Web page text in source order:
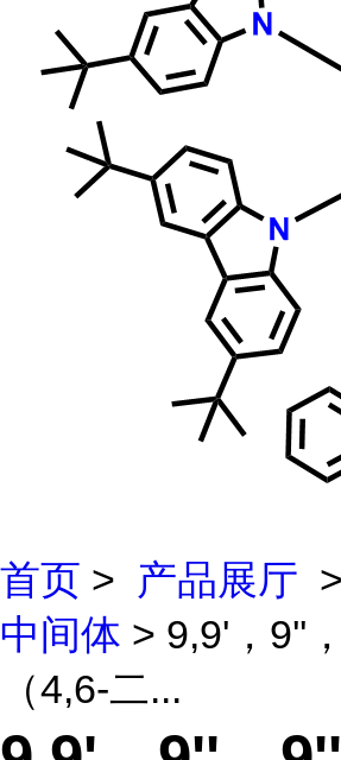
首页 > 产品展厅 >
中间体 > 9,9'，9''
（4,6-二...